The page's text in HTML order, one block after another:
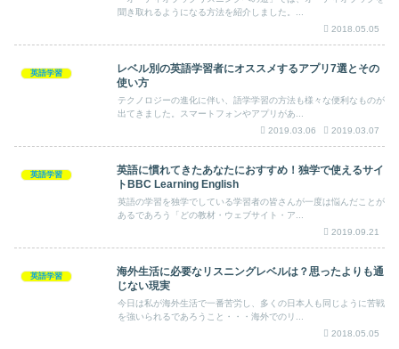
聞き取れるようになる方法を紹介しました。...
2018.05.05
英語学習
レベル別の英語学習者にオススメするアプリ7選とその
使い方
テクノロジーの進化に伴い、語学学習の方法も様々な便利なものが
出てきました。スマートフォンやアプリがあ...
2019.03.06
2019.03.07
英語学習
英語に慣れてきたあなたにおすすめ！独学で使えるサイ
トBBC Learning English
英語の学習を独学でしている学習者の皆さんが一度は悩んだことが
あるであろう「どの教材・ウェブサイト・ア...
2019.09.21
英語学習
海外生活に必要なリスニングレベルは？思ったよりも通
じない現実
今日は私が海外生活で一番苦労し、多くの日本人も同じように苦戦
を強いられるであろうこと・・・海外でのリ...
2018.05.05